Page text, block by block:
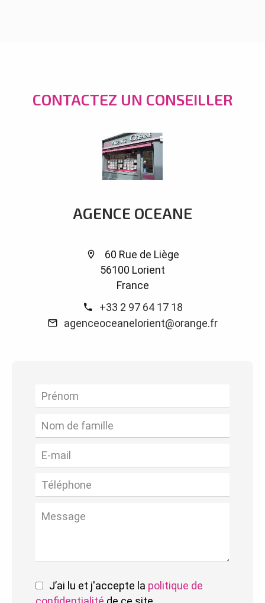
CONTACTEZ UN CONSEILLER
AGENCE OCEANE
60 Rue de Liège
56100 Lorient
France
+33 2 97 64 17 18
agenceoceanelorient@orange.fr
J’ai lu et j'accepte la politique de